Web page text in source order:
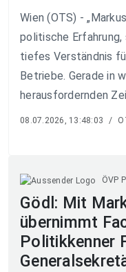
Wien (OTS) -
politische Erfahrung,
tiefes Verständnis
Betriebe. Gerade in
herausfordernden
08.07.2026, 13:48:03 /
ÖVP
Gödl: Mit
übernimmt
Politikkenner